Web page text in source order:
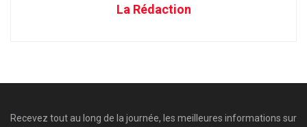
La Rédaction
Recevez tout au long de la journée, les meilleures informations sur